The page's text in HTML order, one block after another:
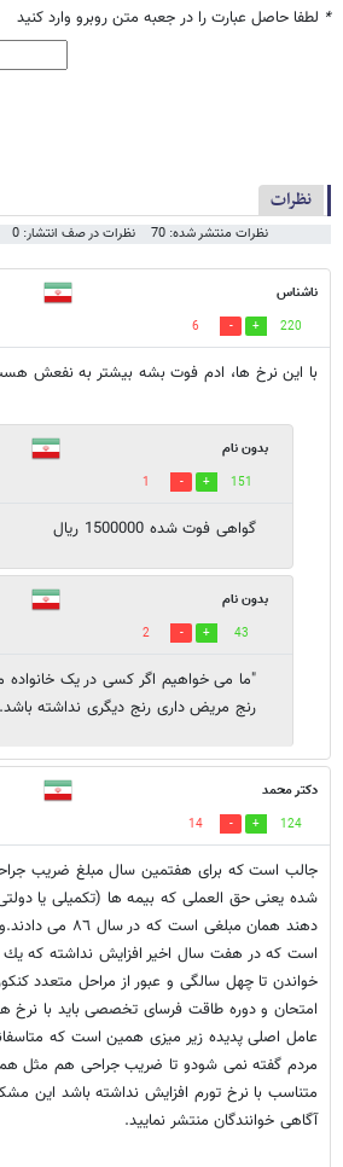
* لطفا حاصل عبارت را در جعبه متن روبرو وارد کنید
نظرات
نظرات منتشر شده: 70 نظرات در صف انتشار: 0
ناشناس
220
6
با این نرخ ها، ادم فوت بشه بیشتر به نفعش
بدون نام
151
1
گواهی فوت شده 1500000 ریال
بدون نام
43
2
"ما می خواهیم اگر کسی در یک
رنج مریض داری رنج دیگری نداشته
دكتر محمد
124
14
شده يعنى حق العملى كه بيمه ها (تكميلى يا
دهند همان مبلغى است
است كه در هفت سال اخير افزايش نداشته كه
خواندن تا چهل سالگى و عبور از مراحل متعدد
امتحان و دوره طاقت فرساى تخصصى بايد با
عامل اصلى پديده زير ميزى همين است كه
مردم گفته نمى شودو تا ضريب جراحى هم مثل
متناسب با نرخ تورم افزايش نداشته باشد اين
آگاهى خوانندگان منتشر نماييد.